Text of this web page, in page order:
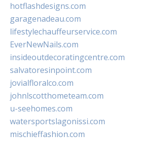
hotflashdesigns.com
garagenadeau.com
lifestylechauffeurservice.com
EverNewNails.com
insideoutdecoratingcentre.com
salvatoresinpoint.com
jovialfloralco.com
johnlscotthometeam.com
u-seehomes.com
watersportslagonissi.com
mischieffashion.com